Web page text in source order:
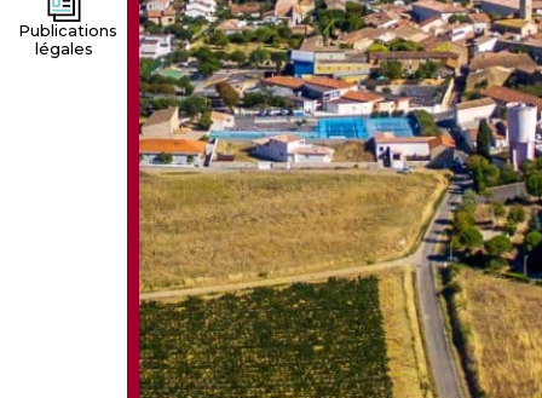
Publications
légales